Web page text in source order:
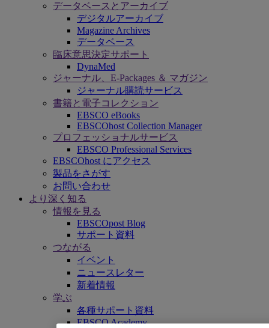
データベースとアーカイブ
デジタルアーカイブ
Magazine Archives
データベース
臨床意思決定サポート
DynaMed
ジャーナル、E-Packages ＆ マガジン
ジャーナル購読サービス
書籍と電子コレクション
EBSCO eBooks
EBSCOhost Collection Manager
プロフェッショナルサービス
EBSCO Professional Services
EBSCOhost にアクセス
製品をさがす
お問い合わせ
より深く知る
情報を見る
EBSCOpost Blog
サポート資料
つながる
イベント
ニュースレター
新着情報
学ぶ
各種サポート資料
EBSCO Academy